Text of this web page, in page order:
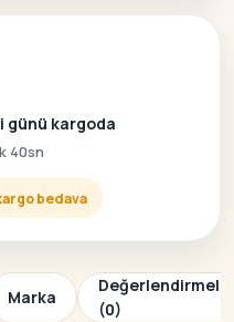
günü kargoda
40sn
bedava
Marka
(0)